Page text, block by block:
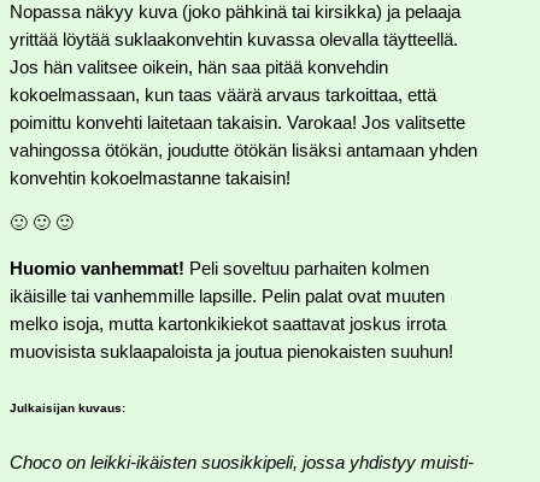
Nopassa näkyy kuva (joko pähkinä tai kirsikka) ja pelaaja
yrittää löytää suklaakonvehtin kuvassa olevalla täytteellä.
Jos hän valitsee oikein, hän saa pitää konvehdin
kokoelmassaan, kun taas väärä arvaus tarkoittaa, että
poimittu konvehti laitetaan takaisin. Varokaa! Jos valitsette
vahingossa ötökän, joudutte ötökän lisäksi antamaan yhden
konvehtin kokoelmastanne takaisin!
🙂 🙂 🙂
Huomio vanhemmat! Peli soveltuu parhaiten kolmen
ikäisille tai vanhemmille lapsille. Pelin palat ovat muuten
melko isoja, mutta kartonkikiekot saattavat joskus irrota
muovisista suklaapaloista ja joutua pienokaisten suuhun!
Julkaisijan kuvaus:
Choco on leikki-ikäisten suosikkipeli, jossa yhdistyy muisti-